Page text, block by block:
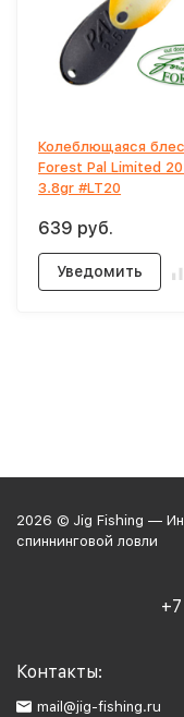
Колеблющаяся
Forest Pal Limited
3.8gr #LT20
639 руб.
Уведомить
2026 © Jig Fishing —
спиннинговой ловли
Контакты:
mail@jig-fishing.ru